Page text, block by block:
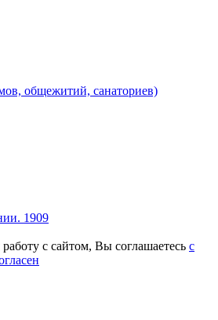
общежитий, санаториев)
1909
с сайтом, Вы соглашаетесь с